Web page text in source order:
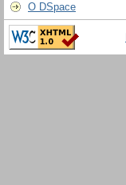
О DSpace